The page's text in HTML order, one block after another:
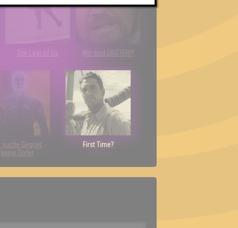
The Last of Us Wir sind ERSTER?!
suche Gegner,
keine Opfer
First Time?